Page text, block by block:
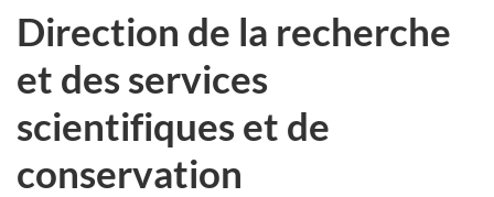
Direction de la recherche
et des services
scientifiques et de
conservation